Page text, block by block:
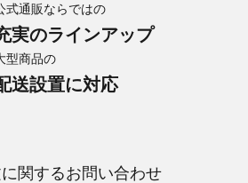
式通販ならではの
実のラインアップ
型商品の
送設置に対応
関するお問い合わせ